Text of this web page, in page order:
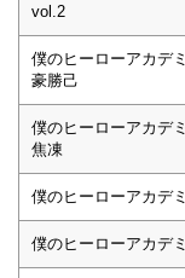
vol.2
僕のヒーローアカデ
豪勝己
僕のヒーローアカデ
焦凍
僕のヒーローアカデ
僕のヒーローアカデ